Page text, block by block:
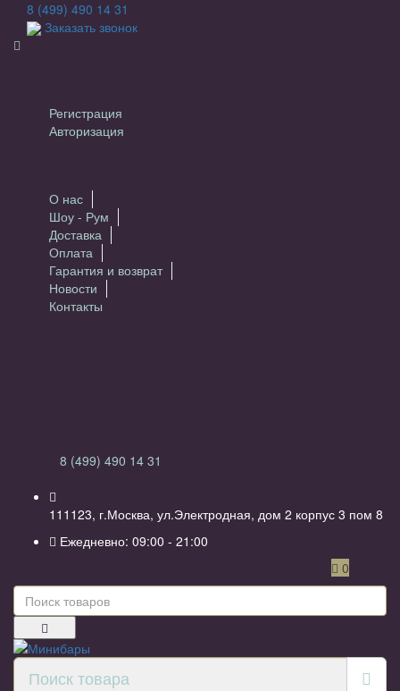
8 (499) 490 14 31
Заказать звонок
Регистрация
Авторизация
О нас
Шоу - Рум
Доставка
Оплата
Гарантия и возврат
Новости
Контакты
8 (499) 490 14 31
111123, г.Москва, ул.Электродная, дом 2 корпус 3 пом 8
Ежедневно: 09:00 - 21:00
0